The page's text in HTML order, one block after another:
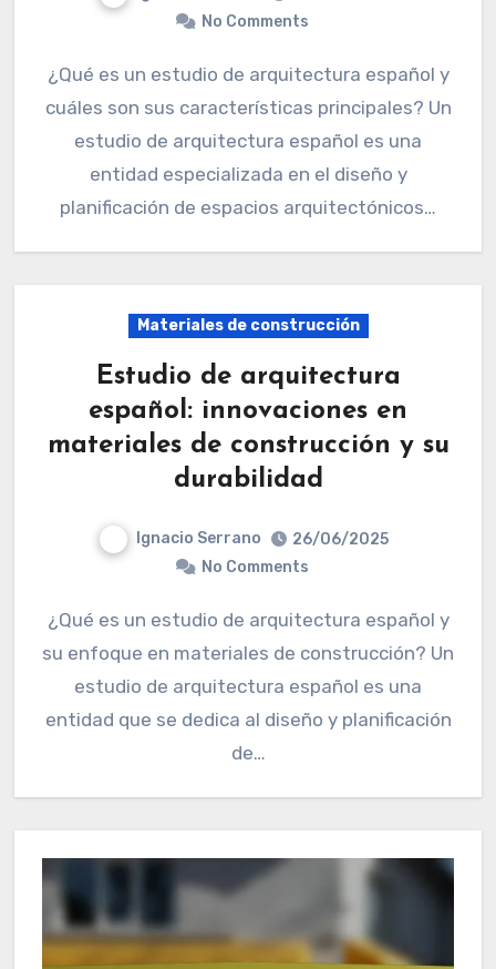
No Comments
¿Qué es un estudio de arquitectura español y
cuáles son sus características principales? Un
estudio de arquitectura español es una
entidad especializada en el diseño y
planificación de espacios arquitectónicos…
Materiales de construcción
Estudio de arquitectura
español: innovaciones en
materiales de construcción y su
durabilidad
Ignacio Serrano
26/06/2025
No Comments
¿Qué es un estudio de arquitectura español y
su enfoque en materiales de construcción? Un
estudio de arquitectura español es una
entidad que se dedica al diseño y planificación
de…